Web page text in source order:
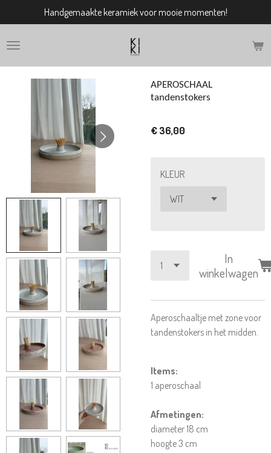
direct
naar
Handgemaakte keramiek voor mooie momenten!
APEROSCHAAL
tandenstokers
€ 36,00
KLEUR
In
winkelwagen
Aperoschaaltje met zone voor
tandenstokers in het midden.
Items:
1 aperoschaal
Afmetingen:
diameter 18 cm
hoogte 3 cm